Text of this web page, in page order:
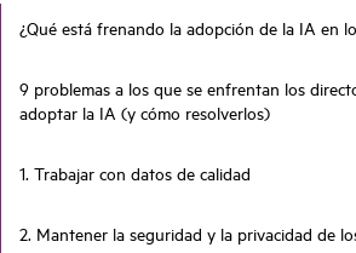
¿Qué está frenando la adopción de la IA en
9 problemas a los que se enfrentan los
adoptar la IA (y cómo resolverlos)
1. Trabajar con datos de calidad
2. Mantener la seguridad y la privacidad de